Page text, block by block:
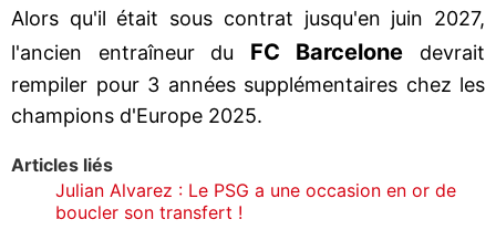
Alors qu'il était sous contrat jusqu'en juin 2027,
l'ancien entraîneur du FC Barcelone devrait
rempiler pour 3 années supplémentaires chez les
champions d'Europe 2025.
Articles liés
Julian Alvarez : Le PSG a une occasion en or de
boucler son transfert !